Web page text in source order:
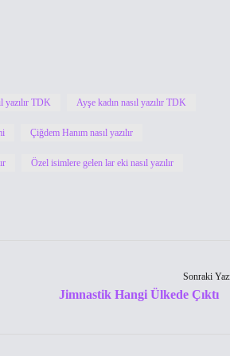
yazılır TDK Ayşe kadın nasıl yazılır TDK
Çiğdem Hanım nasıl yazılır
Özel isimlere gelen lar eki nasıl yazılır
Sonraki
Jimnastik Hangi Ülkede Çıktı